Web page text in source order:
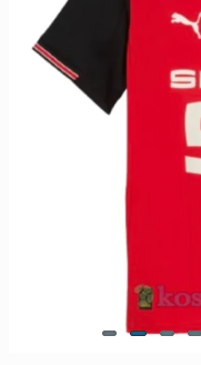
Zamówienie
CONMEBOL
Other
Teams